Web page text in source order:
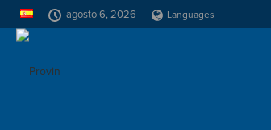
agosto 6, 2026 Languages